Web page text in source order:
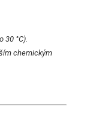
30 °C).
chemickým